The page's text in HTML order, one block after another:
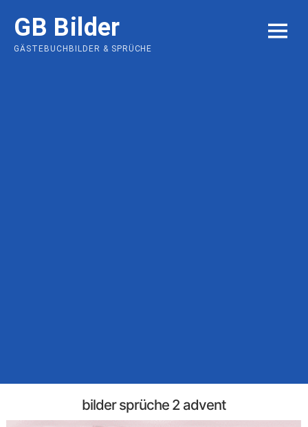
content
GB Bilder
GÄSTEBUCHBILDER & SPRÜCHE
MENU
bilder sprüche 2 advent